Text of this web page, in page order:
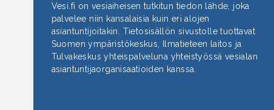
Vesi.fi on vesiaiheisen tutkitun tiedon lähde, joka
palvelee niin kansalaisia kuin eri alojen
asiantuntijoitakin. Tietosisällön sivustolle tuottavat
Suomen ympäristökeskus, Ilmatieteen laitos ja
Tulvakeskus yhteispalveluna yhteistyössä vesialan
asiantuntijaorganisaatioiden kanssa.